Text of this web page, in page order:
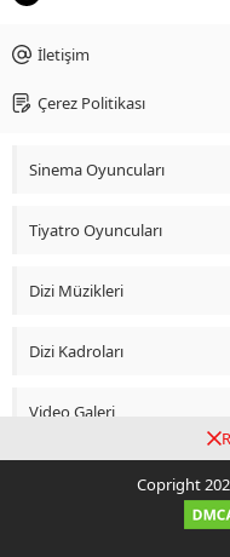
İletişim
Çerez Politikası
Sinema Oyuncuları
Tiyatro Oyuncuları
Dizi Müzikleri
Dizi Kadroları
Video Galeri
Copright